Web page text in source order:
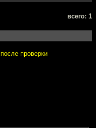
всего: 1
проверки